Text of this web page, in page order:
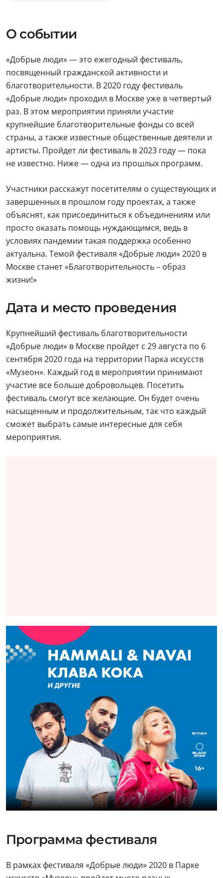
О событии
«Добрые люди» — это ежегодный фестиваль,
посвященный гражданской активности и
благотворительности. В 2020 году фестиваль
«Добрые люди» проходил в Москве уже в четвертый
раз. В этом мероприятии приняли участие
крупнейшие благотворительные фонды со всей
страны, а также известные общественные деятели и
артисты. Пройдет ли фестиваль в 2023 году — пока
не известно. Ниже — одна из прошлых программ.
Участники расскажут посетителям о существующих и
завершенных в прошлом году проектах, а также
объяснят, как присоединиться к объединениям или
просто оказать помощь нуждающимся, ведь в
условиях пандемии такая поддержка особенно
актуальна. Темой фестиваля «Добрые люди» 2020 в
Москве станет «Благотворительность – образ
жизни!»
Дата и место проведения
Крупнейший фестиваль благотворительности
«Добрые люди» в Москве пройдет с 29 августа по 6
сентября 2020 года на территории Парка искусств
«Музеон». Каждый год в мероприятии принимают
участие все больше добровольцев. Посетить
фестиваль смогут все желающие. Он будет очень
насыщенным и продолжительным, так что каждый
сможет выбрать самые интересные для себя
мероприятия.
Программа фестиваля
В рамках фестиваля «Добрые люди» 2020 в Парке